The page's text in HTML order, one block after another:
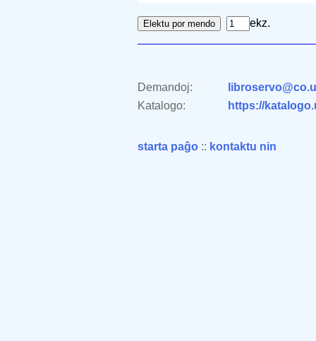
ekz.
Demandoj:
Katalogo:
https://
starta paĝo :: kontaktu nin